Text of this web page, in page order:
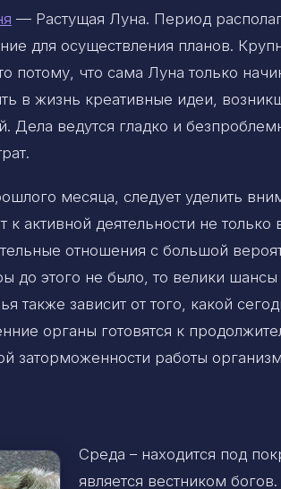
— Растущая Луна. Период
для осуществления планов.
потому, что сама Луна только
в жизнь креативные идеи,
Дела ведутся гладко и
месяца, следует уделить
к активной деятельности не
отношения с большой
до этого не было, то велики
также зависит от того, какой
органы готовятся к
заторможенности работы
Среда – находится под
является вестником